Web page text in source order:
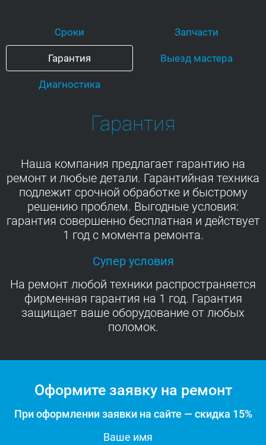
Сроки Запчасти
Гарантия Выезд мастера
Диагностика
Гарантия
Наша компания предлагает гарантию на
ремонт и любые детали. Гарантийная техника
подлежит срочной обработке и быстрому
решению проблем. Выгодные условия:
гарантия совершенно бесплатная и действует
1 год с момента ремонта.
Супер условия
На ремонт любой техники распространяется
фирменная гарантия на 1 год. Гарантия
защищает ваше оборудование от любых
поломок.
Оформите заявку на ремонт
При оформлении заявки на сайте — скидка 15%
Ваше имя